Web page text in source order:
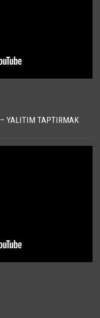
YALITIM TAPTIRMAK